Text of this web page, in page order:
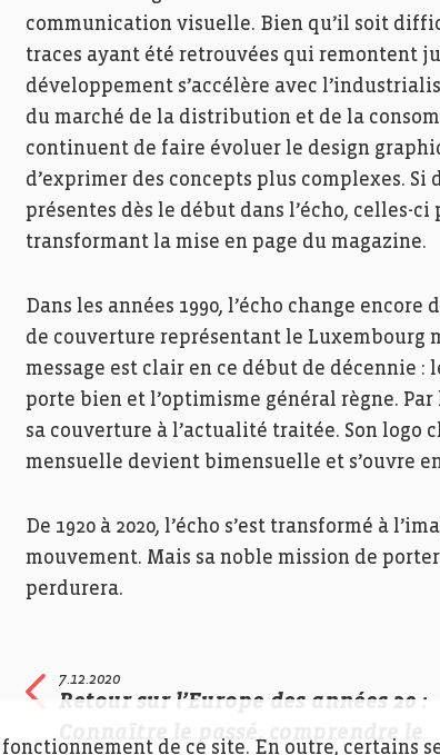
communication visuelle. Bien qu’il soit
traces ayant été retrouvées qui remontent
développement s’accélère avec
du marché de la distribution et de la
continuent de faire évoluer le design
d’exprimer des concepts plus complexes.
présentes dès le début dans l’écho, celles-
transformant la mise en page du magazine.
Dans les années 1990, l’écho change
de couverture représentant le Luxembourg
message est clair en ce début de décennie
porte bien et l’optimisme général règne.
sa couverture à l’actualité traitée. Son logo
mensuelle devient bimensuelle et s’ouvre
De 1920 à 2020, l’écho s’est transformé à
mouvement. Mais sa noble mission de
perdurera.
7.12.2020
Retour sur l’Europe des années 20 :
Connaître le passé, comprendre le
de ce site. En outre, certains